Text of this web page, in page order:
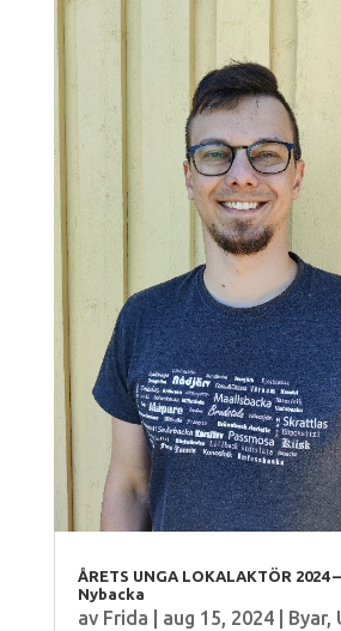
ÅRETS UNGA LOKALAKTÖR 2024
Nybacka
av Frida aug 15, 2024| Byar,